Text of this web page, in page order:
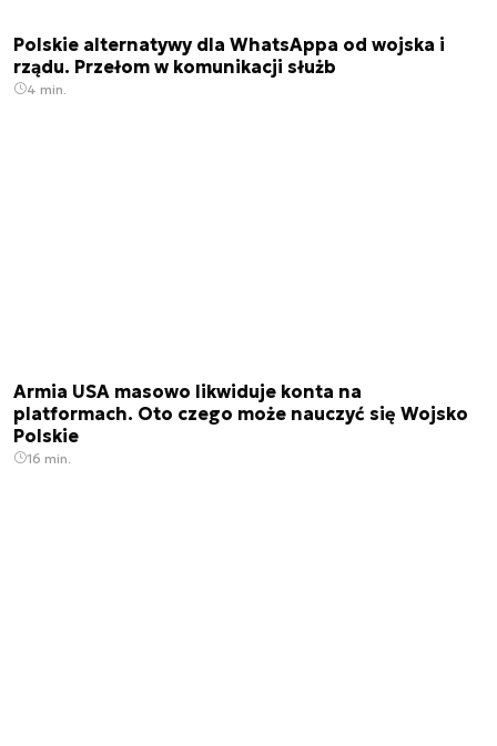
Polskie alternatywy dla WhatsAppa od wojska i
rządu. Przełom w komunikacji służb
4 min.
Armia USA masowo likwiduje konta na
platformach. Oto czego może nauczyć się Wojsko
Polskie
16 min.